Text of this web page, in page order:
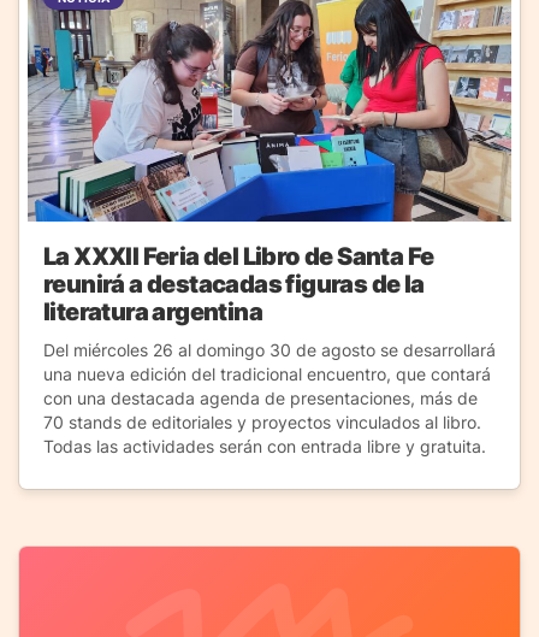
La XXXII Feria del Libro de Santa Fe
reunirá a destacadas figuras de la
literatura argentina
Del miércoles 26 al domingo 30 de agosto se desarrollará
una nueva edición del tradicional encuentro, que contará
con una destacada agenda de presentaciones, más de
70 stands de editoriales y proyectos vinculados al libro.
Todas las actividades serán con entrada libre y gratuita.